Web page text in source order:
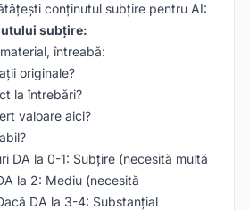
conținutul subțire pentru AI:
subțire:
întreabă:
originale?
la întrebări?
valoare aici?
DA la 0-1: Subțire (necesită multă
la 2: Mediu (necesită
DA la 3-4: Substanțial